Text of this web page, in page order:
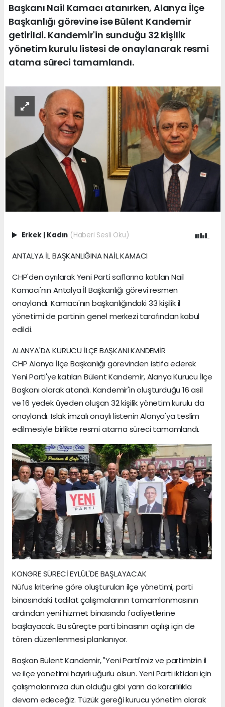
Başkanı Nail Kamacı atanırken, Alanya İlçe
Başkanlığı görevine ise Bülent Kandemir
getirildi. Kandemir'in sunduğu 32 kişilik
yönetim kurulu listesi de onaylanarak resmi
atama süreci tamamlandı.
Erkek | Kadın (Haberi Sesli Oku)
ANTALYA İL BAŞKANLIĞINA NAİL KAMACI
CHP'den ayrılarak Yeni Parti saflarına katılan Nail
Kamacı'nın Antalya İl Başkanlığı görevi resmen
onaylandı. Kamacı'nın başkanlığındaki 33 kişilik il
yönetimi de partinin genel merkezi tarafından kabul
edildi.
ALANYA'DA KURUCU İLÇE BAŞKANI KANDEMİR
CHP Alanya İlçe Başkanlığı görevinden istifa ederek
Yeni Parti'ye katılan Bülent Kandemir, Alanya Kurucu İlçe
Başkanı olarak atandı. Kandemir'in oluşturduğu 16 asil
ve 16 yedek üyeden oluşan 32 kişilik yönetim kurulu da
onaylandı. Islak imzalı onaylı listenin Alanya'ya teslim
edilmesiyle birlikte resmi atama süreci tamamlandı.
KONGRE SÜRECİ EYLÜL'DE BAŞLAYACAK
Nüfus kriterine göre oluşturulan ilçe yönetimi, parti
binasındaki tadilat çalışmalarının tamamlanmasının
ardından yeni hizmet binasında faaliyetlerine
başlayacak. Bu süreçte parti binasının açılışı için de
tören düzenlenmesi planlanıyor.
Başkan Bülent Kandemir, "Yeni Parti'miz ve partimizin il
ve ilçe yönetimi hayırlı uğurlu olsun. Yeni Parti iktidarı için
çalışmalarımıza dün olduğu gibi yarın da kararlılıkla
devam edeceğiz. Tüzük gereği kurucu yönetim olarak